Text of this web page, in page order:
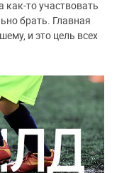
как-то участвовать
брать. Главная
и это цель всех